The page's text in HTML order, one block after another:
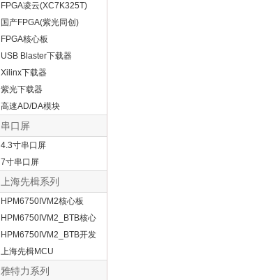
FPGA凌云(XC7K325T)
国产FPGA(紫光同创)
FPGA核心板
USB Blaster下载器
Xilinx下载器
紫光下载器
高速AD/DA模块
串口屏
4.3寸串口屏
7寸串口屏
上海先楫系列
HPM6750IVM2核心板
HPM6750IVM2_BTB核心
板
HPM6750IVM2_BTB开发
板
上海先楫MCU
雅特力系列